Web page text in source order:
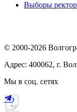
Выборы
© 2000-2026
Адрес: 400062, г.
Мы в соц. сетях